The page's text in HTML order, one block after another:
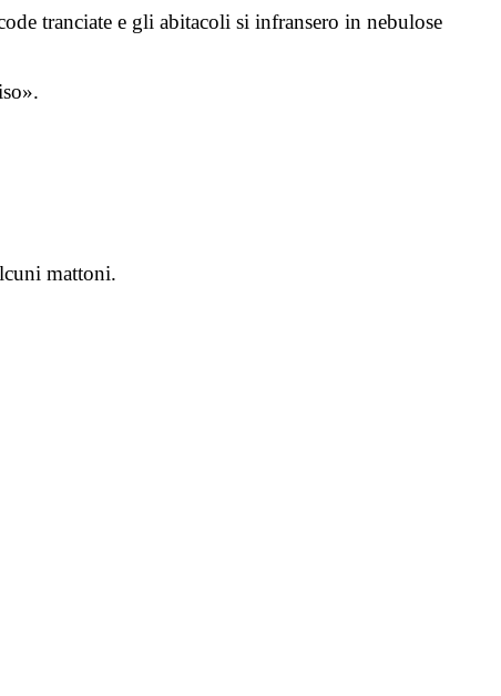
tranciate e gli abitacoli si infransero in nebulose
mattoni.